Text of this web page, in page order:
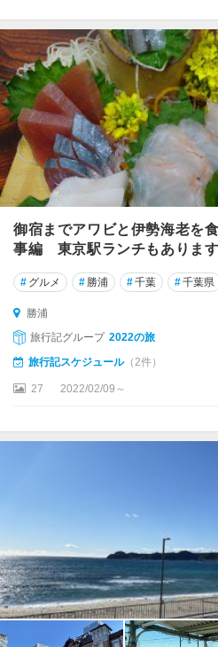
更
津
成
田
・
佐
倉
銚
子
・
九
十
九
里
・
子
渓
鴨
川
勝
御宿までアワビと伊勢海老
事編 東京駅ランチもあります
# グルメ # 勝浦 #千葉 #千葉県
勝浦
旅行記グループ 2022の旅
旅行記スケジュール（2件）
27 2022/02/09～